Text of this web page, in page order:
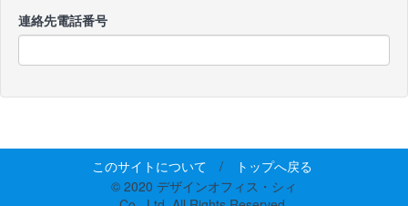
連絡先電話番号
このサイトについて /
トップへ戻る
© 2020 デザインオフィス・シィ